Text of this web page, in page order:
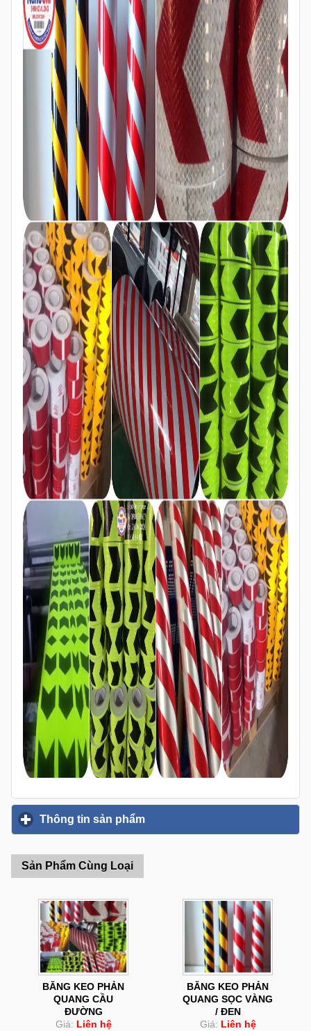
Thông tin sản phẩm
Sản Phẩm Cùng Loại
BĂNG KEO PHẢN
QUANG CẦU
ĐƯỜNG
Giá: Liên hệ
BĂNG KEO PHẢN
QUANG SỌC VÀNG
/ ĐEN
Giá: Liên hệ